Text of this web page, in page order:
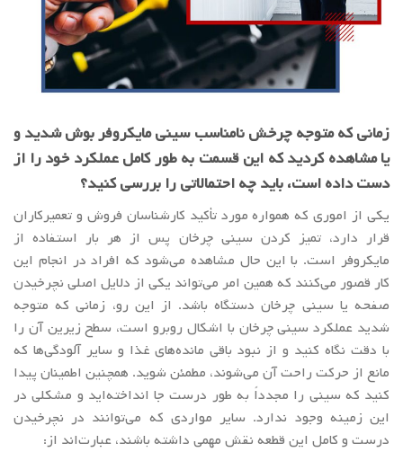
زمانی که متوجه چرخش نامناسب سینی مایکروفر بوش شدید و
یا مشاهده کردید که این قسمت به طور کامل عملکرد خود را از
دست داده است، باید چه احتمالاتی را بررسی کنید؟
یکی از اموری که همواره مورد تأکید کارشناسان فروش و تعمیرکاران
قرار دارد، تمیز کردن سینی چرخان پس از هر بار استفاده از
مایکروفر است. با این حال مشاهده می‌شود که افراد در انجام این
کار قصور می‌کنند که همین امر می‌تواند یکی از دلایل اصلی نچرخیدن
صفحه یا سینی چرخان دستگاه باشد. از این رو، زمانی که متوجه
شدید عملکرد سینی چرخان با اشکال روبرو است، سطح زیرین آن را
با دقت نگاه کنید و از نبود باقی مانده‌های غذا و سایر آلودگی‌ها که
مانع از حرکت راحت آن می‌شوند، مطمئن شوید. همچنین اطمینان پیدا
کنید که سینی را مجدداً به طور درست جا انداخته‌اید و مشکلی در
این زمینه وجود ندارد. سایر مواردی که می‌توانند در نچرخیدن
درست و کامل این قطعه نقش مهمی داشته باشند، عبارت‌اند از: